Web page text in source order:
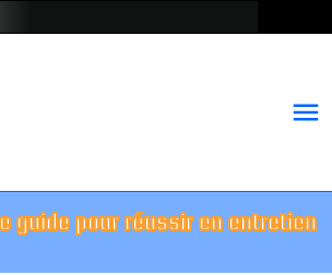
guide pour réussir en entretien